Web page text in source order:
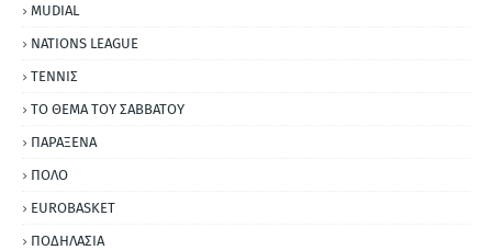
MUDIAL
NATIONS LEAGUE
ΤΕΝΝΙΣ
ΤΟ ΘΕΜΑ ΤΟΥ ΣΑΒΒΑΤΟΥ
ΠΑΡΑΞΕΝΑ
ΠΟΛΟ
EUROBASKET
ΠΟΔΗΛΑΣΙΑ